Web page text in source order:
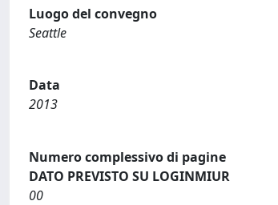
Luogo del convegno
Seattle
Data
2013
Numero complessivo di pagine
DATO PREVISTO SU LOGINMIUR
00